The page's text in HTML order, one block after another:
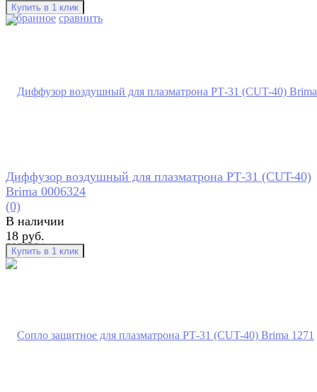
избранное сравнить
Диффузор воздушный для плазматрона РТ-31 (CUT-40)
Brima 0006324
(0)
В наличии
18 руб.